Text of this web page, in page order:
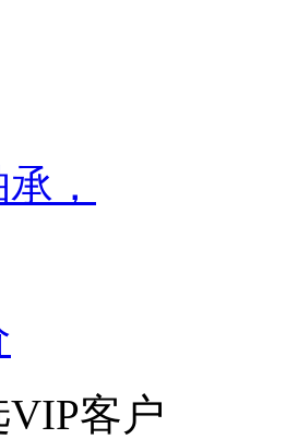
，
客户